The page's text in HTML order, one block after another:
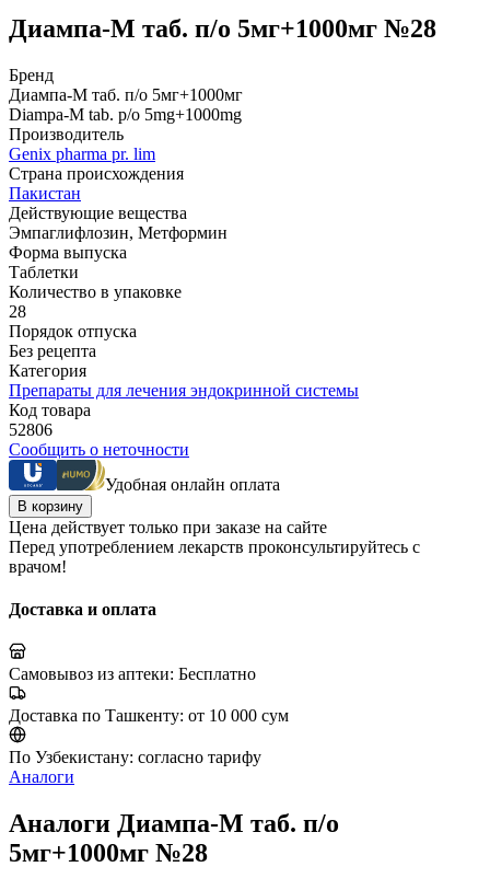
Диампа-М таб. п/о 5мг+1000мг №28
Бренд
Диампа-М таб. п/о 5мг+1000мг
Diampa-M tab. p/o 5mg+1000mg
Производитель
Genix pharma pr. lim
Страна происхождения
Пакистан
Действующие вещества
Эмпаглифлозин, Метформин
Форма выпуска
Таблетки
Количество в упаковке
28
Порядок отпуска
Без рецепта
Категория
Препараты для лечения эндокринной системы
Код товара
52806
Сообщить о неточности
Удобная онлайн оплата
В корзину
Цена действует только при заказе на сайте
Перед употреблением лекарств проконсультируйтесь с
врачом!
Доставка и оплата
Самовывоз из аптеки: Бесплатно
Доставка по Ташкенту: от 10 000 сум
По Узбекистану: согласно тарифу
Аналоги
Аналоги Диампа-М таб. п/о
5мг+1000мг №28